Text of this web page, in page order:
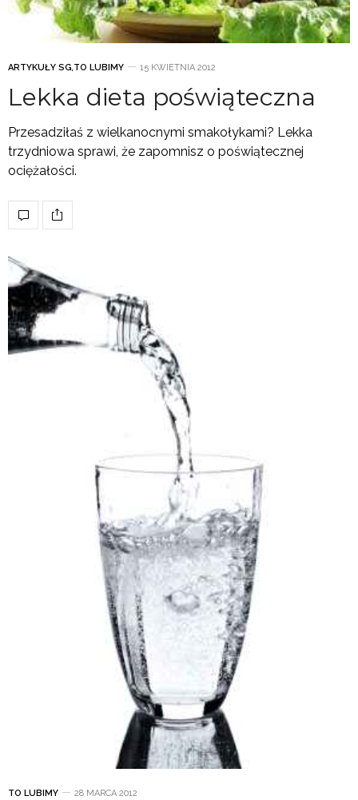
ARTYKUŁY SG,TO LUBIMY 15 KWIETNIA 2012
Lekka dieta poświąteczna
Przesadziłaś z wielkanocnymi smakołykami? Lekka
trzydniowa sprawi, że zapomnisz o poświątecznej
ociężałości.
TO LUBIMY 28 MARCA 2012